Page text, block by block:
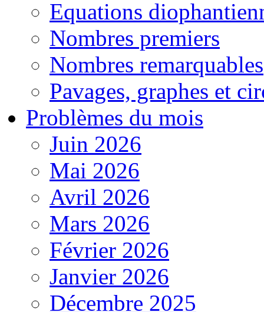
Equations
Nombres premiers
Nombres remarquables
Pavages, graphes et
Problèmes du mois
Juin 2026
Mai 2026
Avril 2026
Mars 2026
Février 2026
Janvier 2026
Décembre 2025